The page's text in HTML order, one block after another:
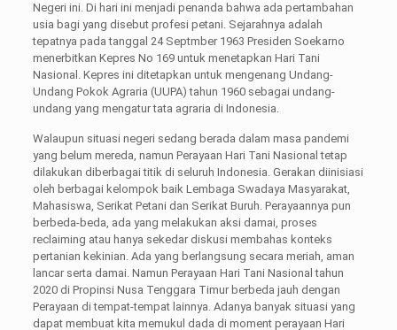
Negeri ini. Di hari ini menjadi penanda bahwa ada pertambahan
usia bagi yang disebut profesi petani. Sejarahnya adalah
tepatnya pada tanggal 24 Septmber 1963 Presiden Soekarno
menerbitkan Kepres No 169 untuk menetapkan Hari Tani
Nasional. Kepres ini ditetapkan untuk mengenang Undang-
Undang Pokok Agraria (UUPA) tahun 1960 sebagai undang-
undang yang mengatur tata agraria di Indonesia.
Walaupun situasi negeri sedang berada dalam masa pandemi
yang belum mereda, namun Perayaan Hari Tani Nasional tetap
dilakukan diberbagai titik di seluruh Indonesia. Gerakan diinisiasi
oleh berbagai kelompok baik Lembaga Swadaya Masyarakat,
Mahasiswa, Serikat Petani dan Serikat Buruh. Perayaannya pun
berbeda-beda, ada yang melakukan aksi damai, proses
reclaiming atau hanya sekedar diskusi membahas konteks
pertanian kekinian. Ada yang berlangsung secara meriah, aman
lancar serta damai. Namun Perayaan Hari Tani Nasional tahun
2020 di Propinsi Nusa Tenggara Timur berbeda jauh dengan
Perayaan di tempat-tempat lainnya. Adanya banyak situasi yang
dapat membuat kita memukul dada di moment perayaan Hari